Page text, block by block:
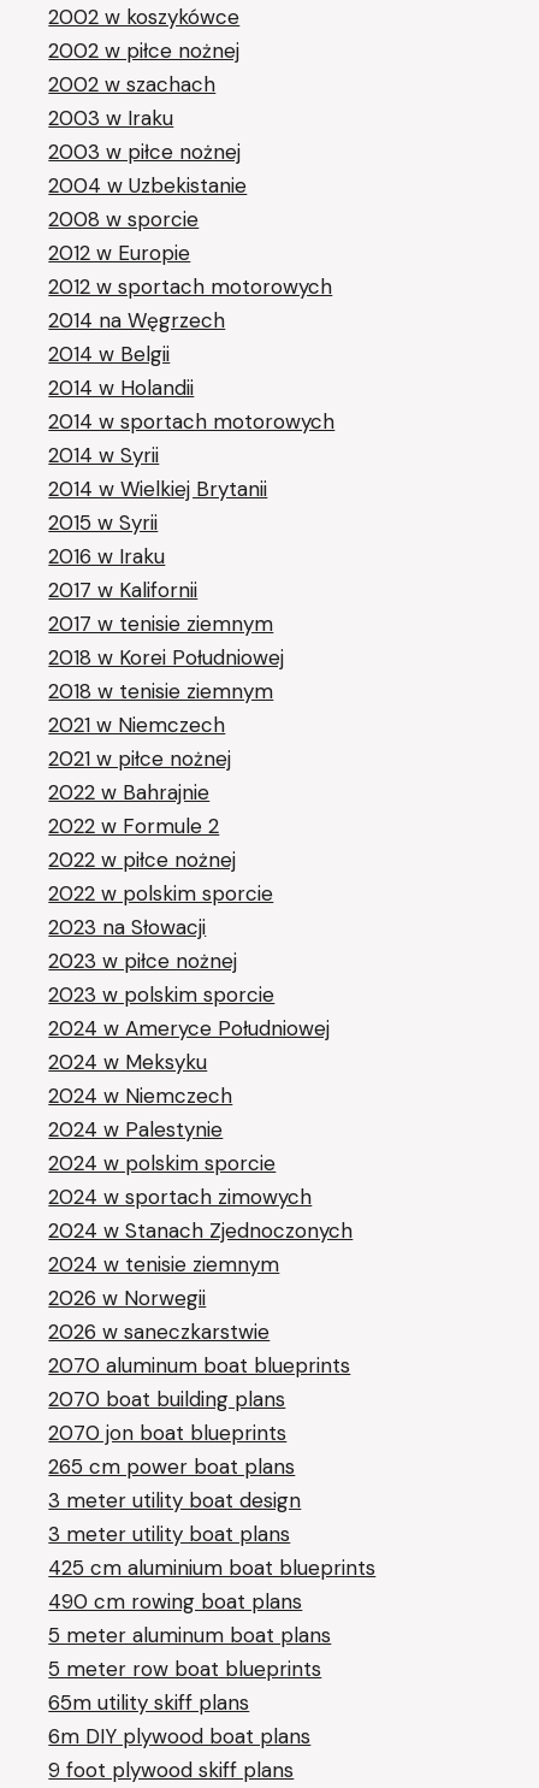
2002 w koszykówce
2002 w piłce nożnej
2002 w szachach
2003 w Iraku
2003 w piłce nożnej
2004 w Uzbekistanie
2008 w sporcie
2012 w Europie
2012 w sportach motorowych
2014 na Węgrzech
2014 w Belgii
2014 w Holandii
2014 w sportach motorowych
2014 w Syrii
2014 w Wielkiej Brytanii
2015 w Syrii
2016 w Iraku
2017 w Kalifornii
2017 w tenisie ziemnym
2018 w Korei Południowej
2018 w tenisie ziemnym
2021 w Niemczech
2021 w piłce nożnej
2022 w Bahrajnie
2022 w Formule 2
2022 w piłce nożnej
2022 w polskim sporcie
2023 na Słowacji
2023 w piłce nożnej
2023 w polskim sporcie
2024 w Ameryce Południowej
2024 w Meksyku
2024 w Niemczech
2024 w Palestynie
2024 w polskim sporcie
2024 w sportach zimowych
2024 w Stanach Zjednoczonych
2024 w tenisie ziemnym
2026 w Norwegii
2026 w saneczkarstwie
2070 aluminum boat blueprints
2070 boat building plans
2070 jon boat blueprints
265 cm power boat plans
3 meter utility boat design
3 meter utility boat plans
425 cm aluminium boat blueprints
490 cm rowing boat plans
5 meter aluminum boat plans
5 meter row boat blueprints
65m utility skiff plans
6m DIY plywood boat plans
9 foot plywood skiff plans